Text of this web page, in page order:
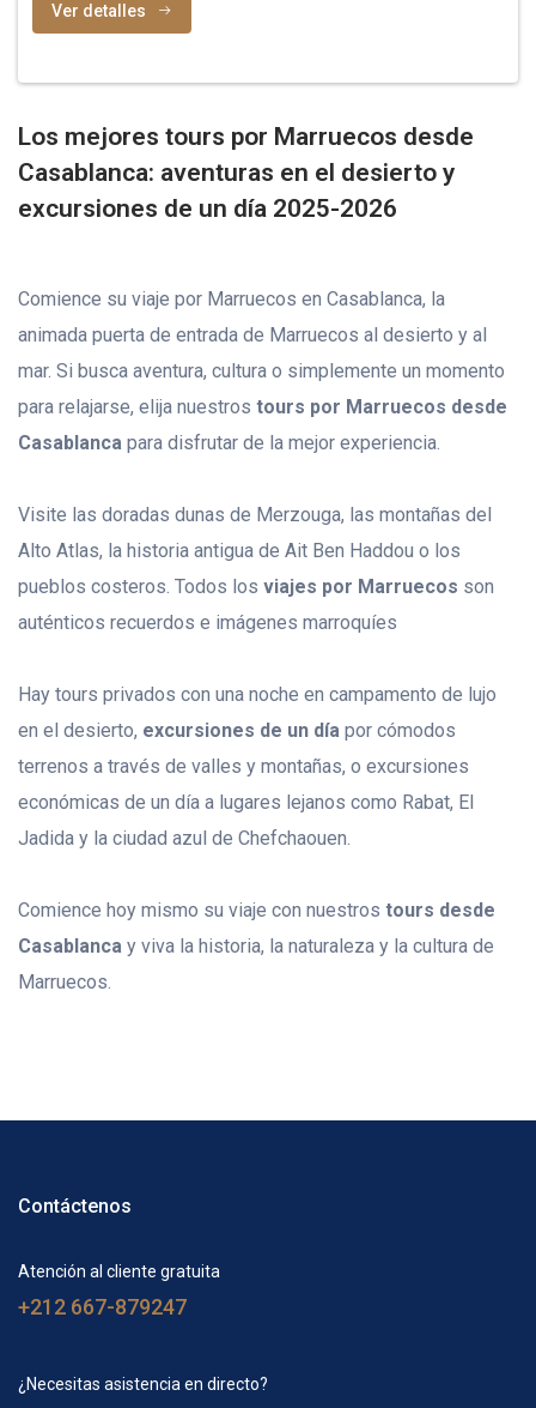
Ver detalles
Los mejores tours por Marruecos desde
Casablanca: aventuras en el desierto y
excursiones de un día 2025-2026
Comience su viaje por Marruecos en Casablanca, la
animada puerta de entrada de Marruecos al desierto y al
mar. Si busca aventura, cultura o simplemente un momento
para relajarse, elija nuestros tours por Marruecos desde
Casablanca para disfrutar de la mejor experiencia.
Visite las doradas dunas de Merzouga, las montañas del
Alto Atlas, la historia antigua de Ait Ben Haddou o los
pueblos costeros. Todos los viajes por Marruecos son
auténticos recuerdos e imágenes marroquíes
Hay tours privados con una noche en campamento de lujo
en el desierto, excursiones de un día por cómodos
terrenos a través de valles y montañas, o excursiones
económicas de un día a lugares lejanos como Rabat, El
Jadida y la ciudad azul de Chefchaouen.
Comience hoy mismo su viaje con nuestros tours desde
Casablanca y viva la historia, la naturaleza y la cultura de
Marruecos.
Contáctenos
Atención al cliente gratuita
+212 667-879247
¿Necesitas asistencia en directo?